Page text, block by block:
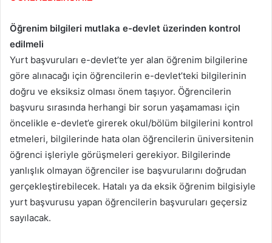
Öğrenim bilgileri mutlaka e-devlet üzerinden kontrol
edilmeli
Yurt başvuruları e-devlet’te yer alan öğrenim bilgilerine
göre alınacağı için öğrencilerin e-devlet’teki bilgilerinin
doğru ve eksiksiz olması önem taşıyor. Öğrencilerin
başvuru sırasında herhangi bir sorun yaşamaması için
öncelikle e-devlet’e girerek okul/bölüm bilgilerini kontrol
etmeleri, bilgilerinde hata olan öğrencilerin üniversitenin
öğrenci işleriyle görüşmeleri gerekiyor. Bilgilerinde
yanlışlık olmayan öğrenciler ise başvurularını doğrudan
gerçekleştirebilecek. Hatalı ya da eksik öğrenim bilgisiyle
yurt başvurusu yapan öğrencilerin başvuruları geçersiz
sayılacak.